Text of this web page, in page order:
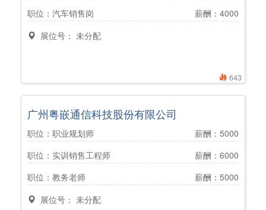
643
职位：汽车销售岗
薪酬：4000
展位号： 未分配
广州粤嵌通信科技股份有限公司
职位：职业规划师
薪酬：5000
职位：实训销售工程师
薪酬：6000
职位：教务老师
薪酬：5000
展位号： 未分配